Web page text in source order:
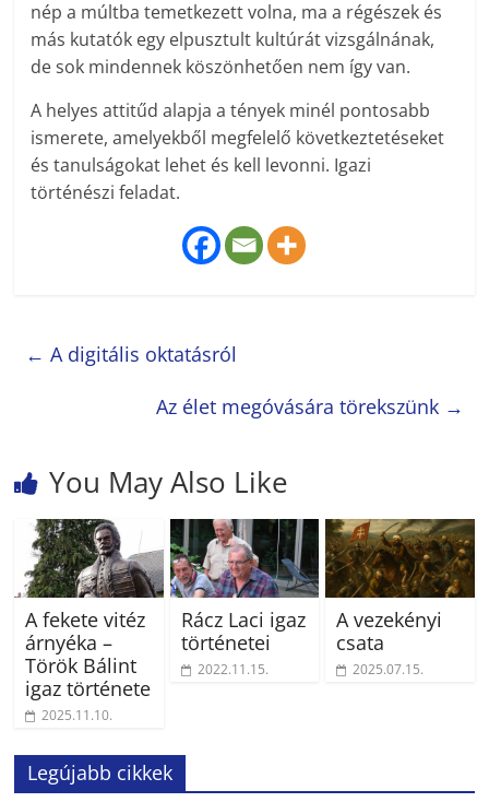
nép a múltba temetkezett volna, ma a régészek és
más kutatók egy elpusztult kultúrát vizsgálnának,
de sok mindennek köszönhetően nem így van.
A helyes attitűd alapja a tények minél pontosabb
ismerete, amelyekből megfelelő következtetéseket
és tanulságokat lehet és kell levonni. Igazi
történészi feladat.
← A digitális oktatásról
Az élet megóvására törekszünk →
You May Also Like
A fekete vitéz
árnyéka –
Török Bálint
igaz története
2025.11.10.
Rácz Laci igaz
történetei
2022.11.15.
A vezekényi
csata
2025.07.15.
Legújabb cikkek